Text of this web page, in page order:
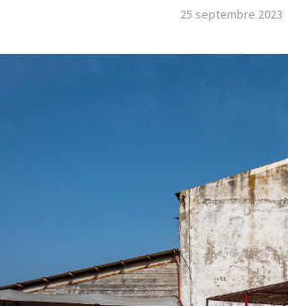
25 septembre 2023